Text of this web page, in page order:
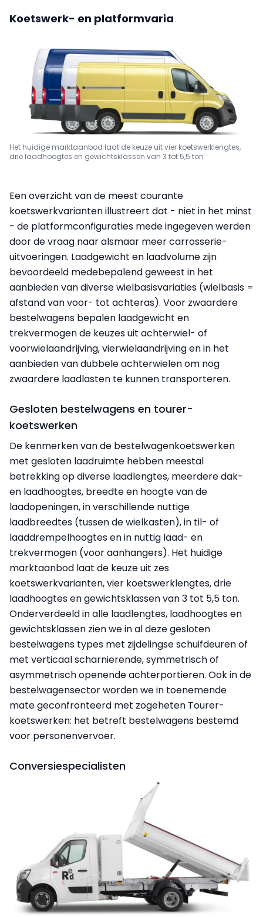
Koetswerk- en platformvaria
Het huidige marktaanbod laat de keuze uit vier koetswerklengtes,
drie laadhoogtes en gewichtsklassen van 3 tot 5,5 ton
Een overzicht van de meest courante
koetswerkvarianten illustreert dat - niet in het minst
- de platformconfiguraties mede ingegeven werden
door de vraag naar alsmaar meer carrosserie-
uitvoeringen. Laadgewicht en laadvolume zijn
bevoordeeld medebepalend geweest in het
aanbieden van diverse wielbasisvariaties (wielbasis =
afstand van voor- tot achteras). Voor zwaardere
bestelwagens bepalen laadgewicht en
trekvermogen de keuzes uit achterwiel- of
voorwielaandrijving, vierwielaandrijving en in het
aanbieden van dubbele achterwielen om nog
zwaardere laadlasten te kunnen transporteren.
Gesloten bestelwagens en tourer-
koetswerken
De kenmerken van de bestelwagenkoetswerken
met gesloten laadruimte hebben meestal
betrekking op diverse laadlengtes, meerdere dak-
en laadhoogtes, breedte en hoogte van de
laadopeningen, in verschillende nuttige
laadbreedtes (tussen de wielkasten), in til- of
laaddrempelhoogtes en in nuttig laad- en
trekvermogen (voor aanhangers). Het huidige
marktaanbod laat de keuze uit zes
koetswerkvarianten, vier koetswerklengtes, drie
laadhoogtes en gewichtsklassen van 3 tot 5,5 ton.
Onderverdeeld in alle laadlengtes, laadhoogtes en
gewichtsklassen zien we in al deze gesloten
bestelwagens types met zijdelingse schuifdeuren of
met verticaal scharnierende, symmetrisch of
asymmetrisch openende achterportieren. Ook in de
bestelwagensector worden we in toenemende
mate geconfronteerd met zogeheten Tourer-
koetswerken: het betreft bestelwagens bestemd
voor personenvervoer.
Conversiespecialisten